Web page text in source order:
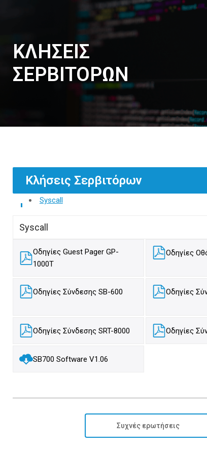
ΚΛΗΣΕΙΣ
ΣΕΡΒΙΤΟΡΩΝ
Κλήσεις Σερβιτόρων
Syscall
Syscall
Οδηγίες Guest Pager GP-
1000T
Οδηγίες
Οδηγίες Σύνδεσης SB-600 Οδηγίες
Οδηγίες Σύνδεσης SRT-8000 Οδηγίες
SB700 Software V1.06
Συχνές ερωτήσεις